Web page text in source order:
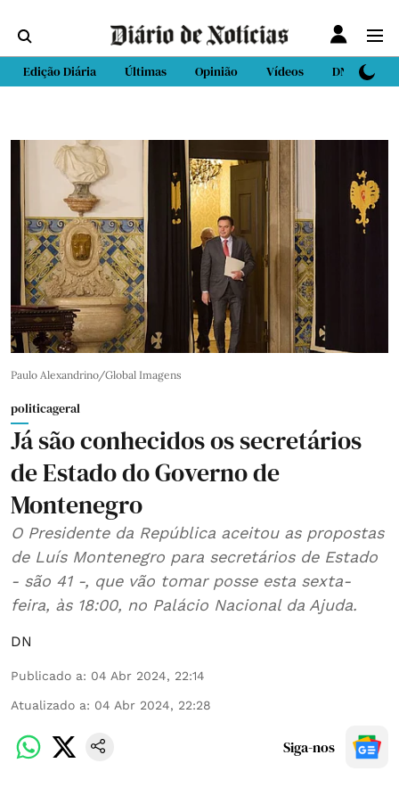
Edição Diária Últimas Opinião Vídeos DN Sport
Paulo Alexandrino/Global Imagens
politicageral
Já são conhecidos os secretários
de Estado do Governo de
Montenegro
O Presidente da República aceitou as propostas
de Luís Montenegro para secretários de Estado
- são 41 -, que vão tomar posse esta sexta-
feira, às 18:00, no Palácio Nacional da Ajuda.
DN
Publicado a: 04 Abr 2024, 22:14
Atualizado a: 04 Abr 2024, 22:28
Siga-nos